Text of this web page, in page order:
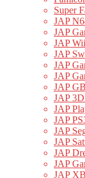
Super
JAP
JAP
JAP Wii
JAP
JAP
JAP
JAP
JAP
JAP
JAP
JAP
JAP
JAP
JAP
JAP